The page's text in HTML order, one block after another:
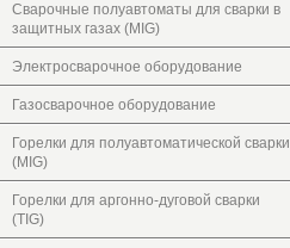
Сварочные полуавтоматы для сварки в
защитных газах (MIG)
Электросварочное оборудование
Газосварочное оборудование
Горелки для полуавтоматической сварки
(MIG)
Горелки для аргонно-дуговой сварки
(TIG)